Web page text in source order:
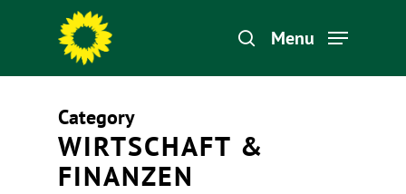
Hit enter to search or ESC to close
Menu
Category
WIRTSCHAFT &
FINANZEN